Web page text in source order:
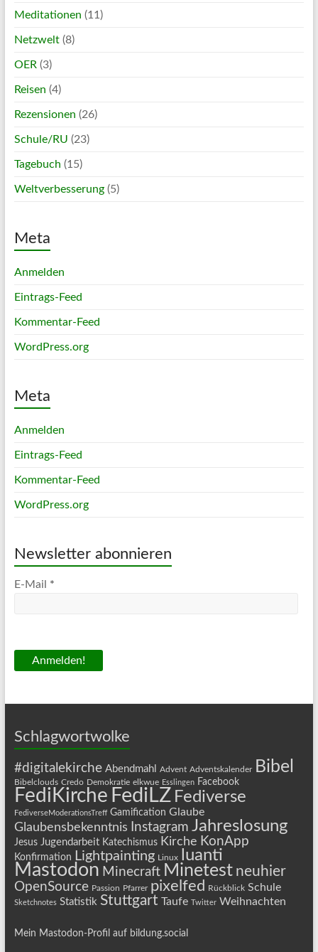
Meditationen (11)
Netzwelt(8)
OER (3)
Reisen (4)
Rezensionen (26)
Schule/RU (23)
Tagebuch (15)
Weltverbesserung(5)
Meta
Anmelden
Eintrags-Feed
Kommentar-Feed
WordPress.org
Meta
Anmelden
Eintrags-Feed
Kommentar-Feed
WordPress.org
Newsletter abonnieren
E-Mail *
Schlagwortwolke
#digitalekirche Abendmahl Advent Adventskalender Bibel
Bibelclouds Credo Demokratie elkwue Esslingen Facebook
FediKirche FediLZ Fediverse
FediverseModerationsTreff Gamification Glaube
Glaubensbekenntnis Instagram Jahreslosung
Jesus Jugendarbeit Katechismus Kirche KonApp
Konfirmation Lightpainting Linux luanti
Mastodon Minecraft Minetest neuhier
OpenSource Passion Pfarrer pixelfed Rückblick Schule
Sketchnotes Statistik Stuttgart Taufe Twitter Weihnachten
Mein Mastodon-Profil auf bildung.social